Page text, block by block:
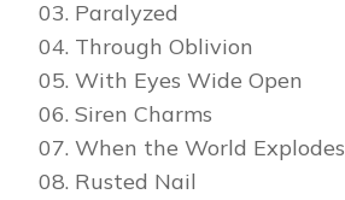
03. Paralyzed
04. Through Oblivion
05. With Eyes Wide Open
06. Siren Charms
07. When the World Explodes
08. Rusted Nail